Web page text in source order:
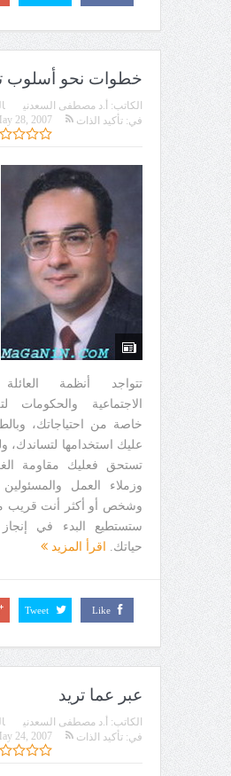
خطوات نحو أسلوب
الكاتب: أ.د مصطفى السعدني
28, 2007
في: تأكيد الذات
تتواجد أنظمة
الاجتماعية والحكومات
خاصة من احتياجاتك،
عليك استخدامها لتساندك،
تستحق فعليك مقاومة
وزملاء العمل والمسئولين
وشخص أو أكثر أنت قريب
ستستطيع البدء في
حياتك.
اقرأ المزيد
Like
Tweet
عبر عما تريد
الكاتب: أ.د مصطفى السعدني
24, 2007
في: تأكيد الذات